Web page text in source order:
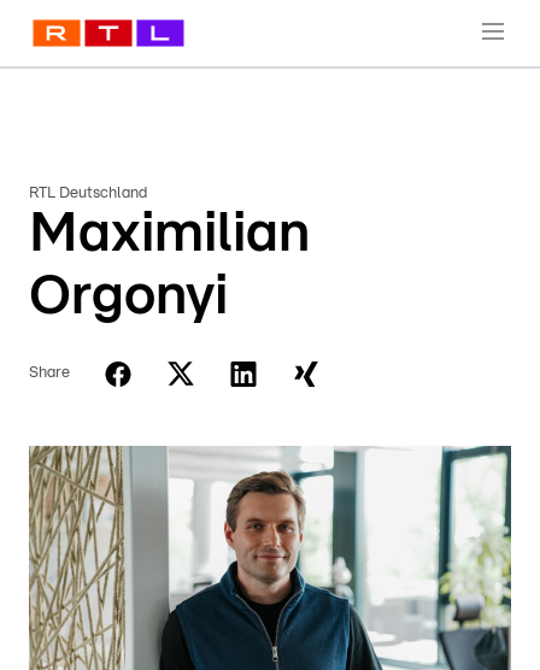
RTL Deutschland
Maximilian
Orgonyi
Share